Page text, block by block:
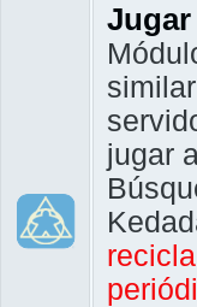
Jugar
jugar